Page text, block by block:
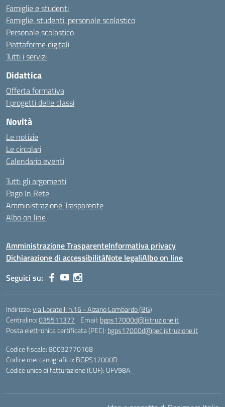
Famiglie e studenti
Famiglie, studenti, personale scolastico
Personale scolastico
Piattaforme digitali
Tutti i servizi
Didattica
Offerta formativa
I progetti delle classi
Novità
Le notizie
Le circolari
Calendario eventi
Tutti gli argomenti
Pago In Rete
Amministrazione Trasparente
Albo on line
Amministrazione TrasparenteInformativa privacy
Dichiarazione di accessibilitàNote legaliAlbo on line
Seguici su:
Indirizzo:via Locatelli n.16 - Alzano Lombardo (BG)
Centralino:035511377 Email: bgps17000d@istruzione.it
Posta elettronica certificata (PEC): bgps17000d@pec.istruzione.it
Codice fiscale: 80032770168
Codice meccanografico: BGPS17000D
Codice unico di fatturazione (CUF): UFV98A